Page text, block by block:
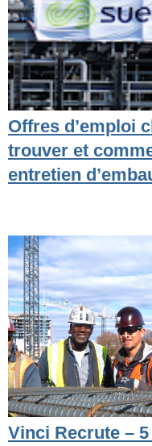
Offres d’emploi
trouver et
entretien
Vinci Recrute – 5